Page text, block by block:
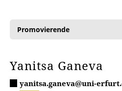
Promovierende
Yanitsa Ganeva
yanitsa.ganeva@uni-